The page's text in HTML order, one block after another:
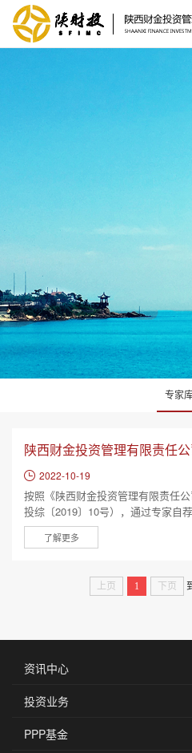
专家
陕西财金投资管理有限责任
2022-10-19
按照《陕西财金投资管理有限责任
投综〔2019〕10号），通过专家自
式征集，经陕财投公司研究通过，建
进行以下说明： 一、本专家库是
要建立，将由陕西省财政厅厅属企
共同管理、共同使用。 二、陕财
了解更多
上页 1 下页
资讯中心
投资业务
PPP基金